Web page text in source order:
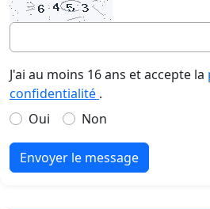
J'ai au moins 16 ans et accepte la
confidentialité .
Oui
Non
Envoyer le message